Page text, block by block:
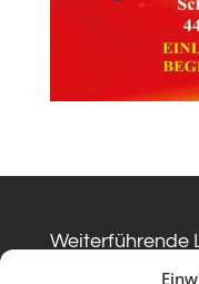
Weiterführende